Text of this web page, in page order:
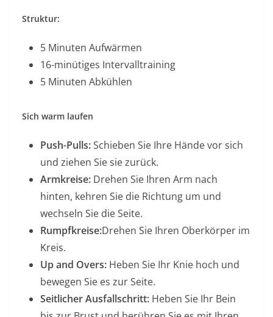
Struktur:
5 Minuten Aufwärmen
16-minütiges Intervalltraining
5 Minuten Abkühlen
Sich warm laufen
Push-Pulls:Schieben Sie Ihre Hände vor sich
und ziehen Sie sie zurück.
Armkreise: Drehen Sie Ihren Arm nach
hinten, kehren Sie die Richtung um und
wechseln Sie die Seite.
Rumpfkreise:Drehen Sie Ihren Oberkörper im
Kreis.
Up and Overs: Heben Sie Ihr Knie hoch und
bewegen Sie es zur Seite.
Seitlicher Ausfallschritt: Heben Sie Ihr Bein